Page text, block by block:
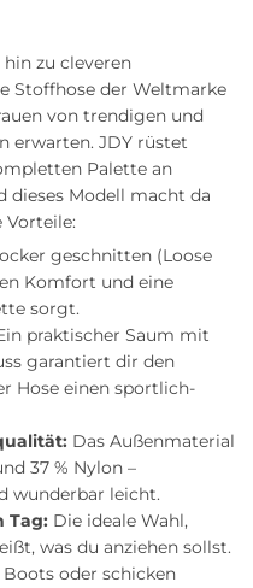
zu cleveren
Stoffhose der Weltmarke
von trendigen und
erwarten. JDY rüstet
Palette an
dieses Modell macht da
Vorteile:
geschnitten (Loose
Komfort und eine
sorgt.
praktischer Saum mit
garantiert dir den
Hose einen sportlich-
Das Außenmaterial
37 % Nylon –
wunderbar leicht.
Tag: Die ideale Wahl,
was du anziehen sollst.
Boots oder schicken